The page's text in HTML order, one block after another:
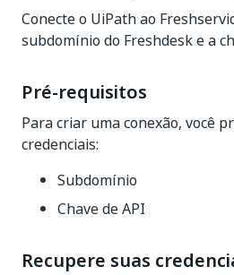
Conecte o UiPath ao
subdomínio do Freshdesk e a
Pré-requisitos
Para criar uma conexão, você
credenciais:
Subdomínio
Chave de API
Recupere suas